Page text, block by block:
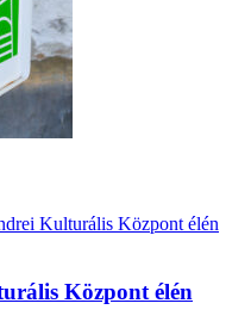
Központ élén